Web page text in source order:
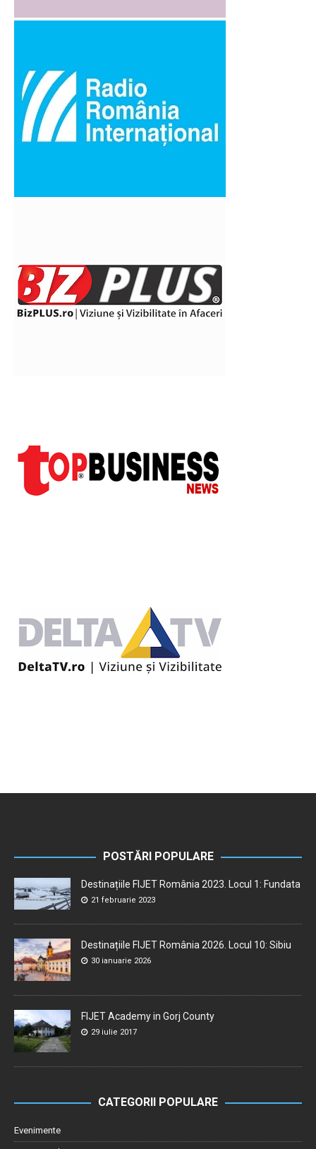
POSTĂRI POPULARE
Destinațiile FIJET România 2023. Locul 1: Fundata
21 februarie 2023
Destinațiile FIJET România 2026. Locul 10: Sibiu
30 ianuarie 2026
FIJET Academy in Gorj County
29 iulie 2017
CATEGORII POPULARE
Evenimente